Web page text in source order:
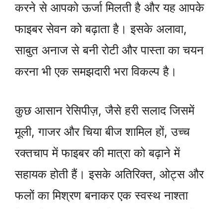
करने से आपको ऊर्जा मिलती है और यह आपके
फाइबर सेवन को बढ़ाता है। इसके अलावा,
साबुत अनाज से बनी रोटी और पास्ता का चयन
करना भी एक समझदारी भरा विकल्प है।
कुछ आसान रेसिपीज़, जैसे हरी सलाद जिसमें
मूली, गाजर और चिया बीज शामिल हों, उच्च
रक्तचाप में फाइबर की मात्रा को बढ़ाने में
सहायक होती हैं। इसके अतिरिक्त, ओट्स और
फलों का मिश्रण बनाकर एक स्वस्थ नाश्ता